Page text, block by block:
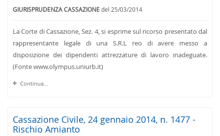
GIURISPRUDENZA CASSAZIONEdel 25/03/2014
La Corte di Cassazione, Sez. 4, si esprime sul ricorso presentato dal
rappresentante legale di una S.R.L reo di avere messo a
disposizione dei dipendenti attrezzature di lavoro inadeguate.
(Fonte www.olympus.uniurb.it)
Continua...
Cassazione Civile, 24 gennaio 2014, n. 1477 -
Rischio Amianto